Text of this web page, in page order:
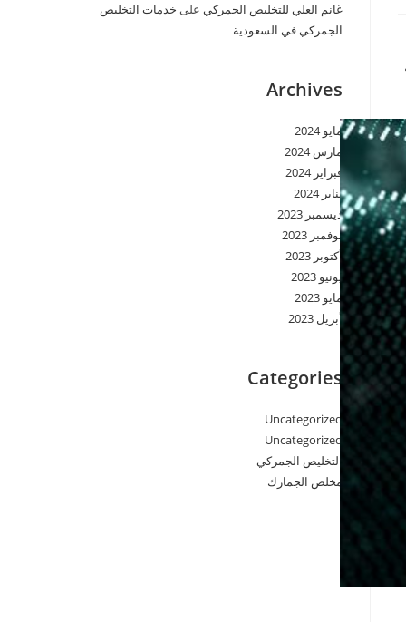
غانم العلي للتخليص الجمركي على خدمات التخليص
الجمركي في السعودية
Archives
مايو 2024
مارس 2024
فبراير 2024
يناير 2024
ديسمبر 2023
نوفمبر 2023
أكتوبر 2023
يونيو 2023
مايو 2023
أبريل 2023
Categories
Uncategorized
Uncategorized
التخليص الجمركي
مخلص الجمارك